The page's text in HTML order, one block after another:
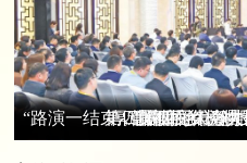
儒商回乡，创
第四届儒商
第四届儒商大会
厚道儒商·AI说唱